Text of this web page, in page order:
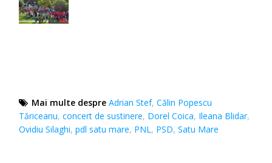
Mai multe despre Adrian Stef,Călin Popescu
Tăriceanu,concert de sustinere, Dorel Coica, Ileana Blidar,
Ovidiu Silaghi,pdl satu mare, PNL, PSD,Satu Mare